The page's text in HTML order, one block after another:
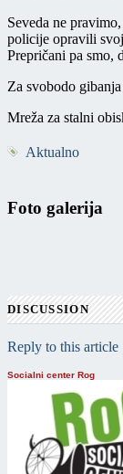
Seveda ne
policije opravili
Prepričani pa smo,
Za svobodo
Mreža za stalni
Aktualno
Foto galerija
DISCUSSION
Reply to this article
Socialni center Rog